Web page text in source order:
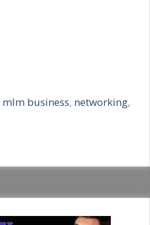
mlm business, networking,